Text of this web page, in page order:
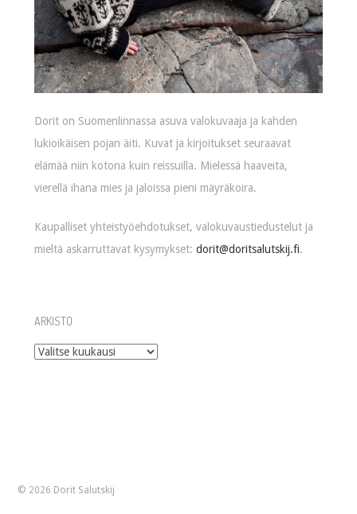
Dorit on Suomenlinnassa asuva valokuvaaja ja kahden
lukioikäisen pojan äiti. Kuvat ja kirjoitukset seuraavat
elämää niin kotona kuin reissuilla. Mielessä haaveita,
vierellä ihana mies ja jaloissa pieni mäyräkoira.
Kaupalliset yhteistyöehdotukset, valokuvaustiedustelut ja
mieltä askarruttavat kysymykset:dorit@doritsalutskij.fi.
ARKISTO
Arkisto
© 2026 Dorit Salutskij